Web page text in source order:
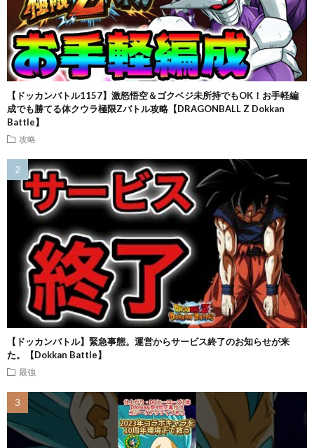
【ドッカンバトル1157】激怒悟空＆ゴクベジ未所持でもOK！お手軽編
成でも勝てる体クウラ極限Zバトル攻略【DRAGONBALL Z Dokkan
Battle】
攻略
【ドッカンバトル】緊急事態。運営からサービス終了のお知らせが来
た。【Dokkan Battle】
最強